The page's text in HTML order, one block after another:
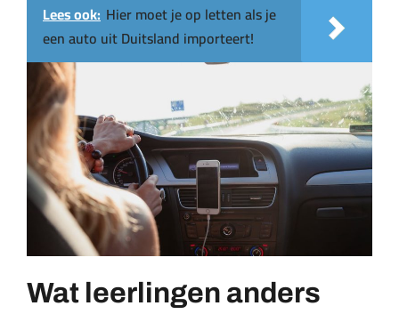
Lees ook: Hier moet je op letten als je
een auto uit Duitsland importeert!
Wat leerlingen anders